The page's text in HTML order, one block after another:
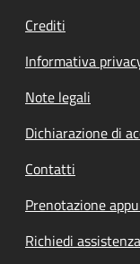
Crediti
Informativa
Note legali
Dichiarazione di
Contatti
Prenotazione
Richiedi assistenza